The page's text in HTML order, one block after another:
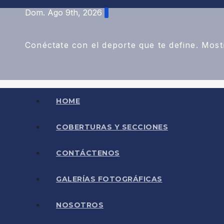
Saltar
Dom. Ago 9th, 2026
Conéctate con el deporte que te define.
HOME
COBERTURAS Y SECCIONES
CONTÁCTENOS
GALERÍAS FOTOGRÁFICAS
NOSOTROS